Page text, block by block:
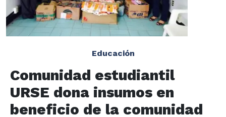
Educación
Comunidad estudiantil
URSE dona insumos en
beneficio de la comunidad